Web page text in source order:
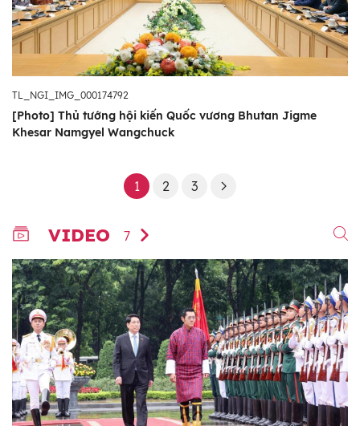
TL_NGI_IMG_000174792
[Photo] Thủ tướng hội kiến Quốc vương Bhutan Jigme
Khesar Namgyel Wangchuck
1 2 3
VIDEO 7